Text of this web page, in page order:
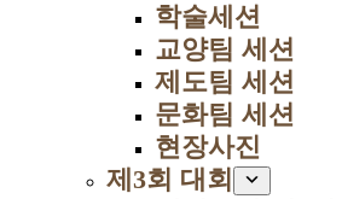
학술세션
교양팀 세션
제도팀 세션
문화팀 세션
현장사진
제3회 대회